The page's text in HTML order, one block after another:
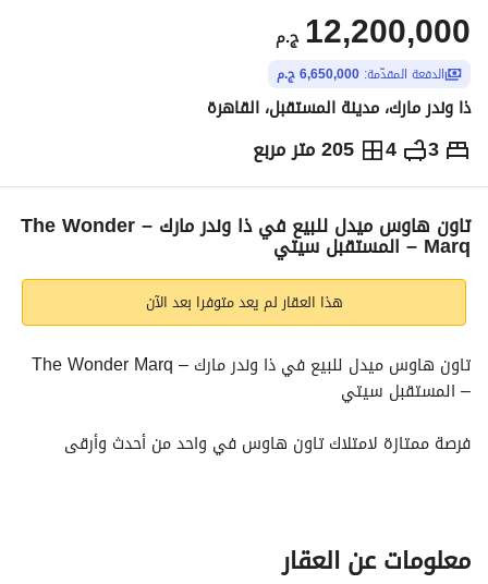
ج.م 12,200,000
الدفعة المقدّمة: 6,650,000 ج.م
ذا وندر مارك، مدينة المستقبل، القاهرة
3
4 205 متر مربع ج.م12,200,000
الاماكن القريبة تاون هاوس ميدل للبيع في ذا وندر مارك – The Wonder
Marq – المستقبل سيتي
هذا العقار لم يعد متوفرا بعد الآن
– المستقبل سيتي
تفاصيل الوحدة:
معلومات عن العقار